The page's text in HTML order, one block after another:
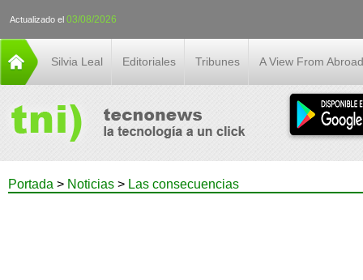
Actualizado el 03/08/2026
Silvia Leal Editoriales Tribunes A View From Abroad
Portada > Noticias > Las consecuencias